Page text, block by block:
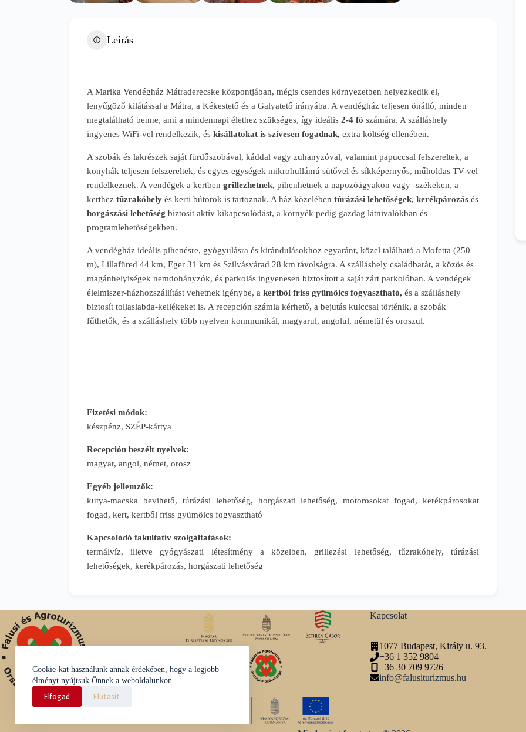
Cookie-kat használunk annak érdekében, hogy a legjobb
élményt nyújtsuk Önnek a weboldalunkon.
Elfogad Elutasít
Leírás
A Marika Vendégház Mátraderecske központjában, mégis csendes környezetben helyezkedik el,
lenyűgöző kilátással a Mátra, a Kékestető és a Galyatető irányába. A vendégház teljesen önálló, minden
megtalálható benne, ami a mindennapi élethez szükséges, így ideális 2-4 fő számára. A szálláshely
ingyenes WiFi-vel rendelkezik, és kisállatokat is szívesen fogadnak, extra költség ellenében.
A szobák és lakrészek saját fürdőszobával, káddal vagy zuhanyzóval, valamint papuccsal felszereltek, a
konyhák teljesen felszereltek, és egyes egységek mikrohullámú sütővel és síkképernyős, műholdas TV-vel
rendelkeznek. A vendégek a kertben grillezhetnek, pihenhetnek a napozóágyakon vagy -székeken, a
kerthez tűzrakóhely és kerti bútorok is tartoznak. A ház közelében túrázási lehetőségek, kerékpározás és
horgászási lehetőség biztosít aktív kikapcsolódást, a környék pedig gazdag látnivalókban és
programlehetőségekben.
A vendégház ideális pihenésre, gyógyulásra és kirándulásokhoz egyaránt, közel található a Mofetta (250
m), Lillafüred 44 km, Eger 31 km és Szilvásvárad 28 km távolságra. A szálláshely családbarát, a közös és
magánhelyiségek nemdohányzók, és parkolás ingyenesen biztosított a saját zárt parkolóban. A vendégek
élelmiszer-házhozszállítást vehetnek igénybe, a kertből friss gyümölcs fogyasztható, és a szálláshely
biztosít tollaslabda-kellékeket is. A recepción számla kérhető, a bejutás kulccsal történik, a szobák
fűthetők, és a szálláshely több nyelven kommunikál, magyarul, angolul, németül és oroszul.
Fizetési módok:
készpénz, SZÉP-kártya
Recepción beszélt nyelvek:
magyar, angol, német, orosz
Egyéb jellemzők:
kutya-macska bevihető, túrázási lehetőség, horgászati lehetőség, motorosokat fogad, kerékpárosokat
fogad, kert, kertből friss gyümölcs fogyasztható
Kapcsolódó fakultatív szolgáltatások:
termálvíz, illetve gyógyászati létesítmény a közelben, grillezési lehetőség, tűzrakóhely, túrázási
lehetőségek, kerékpározás, horgászati lehetőség
Kapcsolat
1077 Budapest, Király u. 93.
+36 1 352 9804
+36 30 709 9726
info@falusiturizmus.hu